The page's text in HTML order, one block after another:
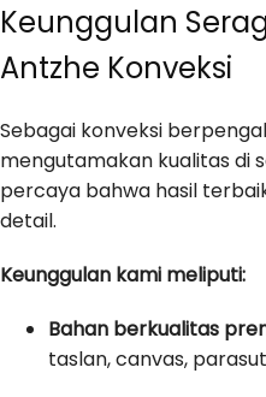
Keunggulan
Antzhe Konveksi
Sebagai konveksi
mengutamakan kualitas di
percaya bahwa hasil
detail.
Keunggulan kami meliputi:
Bahan berkualitas
taslan, canvas,